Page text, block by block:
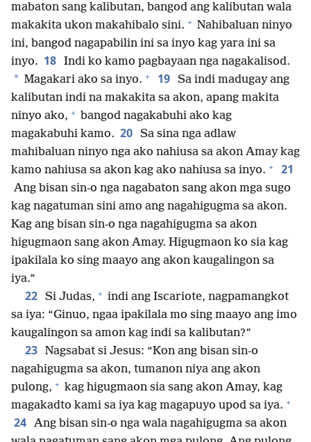
mabaton sang kalibutan, bangod ang kalibutan wala
makakita ukon makahibalo sini. + Nahibaluan ninyo
ini, bangod nagapabilin ini sa inyo kag yara ini sa
inyo. 18 Indi ko kamo pagbayaan nga nagakalisod.
* Magakari ako sa inyo. + 19 Sa indi madugay ang
kalibutan indi na makakita sa akon, apang makita
ninyo ako, + bangod nagakabuhi ako kag
magakabuhi kamo. 20 Sa sina nga adlaw
mahibaluan ninyo nga ako nahiusa sa akon Amay kag
kamo nahiusa sa akon kag ako nahiusa sa inyo. + 21
Ang bisan sin-o nga nagabaton sang akon mga sugo
kag nagatuman sini amo ang nagahigugma sa akon.
Kag ang bisan sin-o nga nagahigugma sa akon
higugmaon sang akon Amay. Higugmaon ko sia kag
ipakilala ko sing maayo ang akon kaugalingon sa
iya.”
22 Si Judas, + indi ang Iscariote, nagpamangkot
sa iya: “Ginuo, ngaa ipakilala mo sing maayo ang imo
kaugalingon sa amon kag indi sa kalibutan?”
23 Nagsabat si Jesus: “Kon ang bisan sin-o
nagahigugma sa akon, tumanon niya ang akon
pulong, + kag higugmaon sia sang akon Amay, kag
magakadto kami sa iya kag magapuyo upod sa iya. +
24 Ang bisan sin-o nga wala nagahigugma sa akon